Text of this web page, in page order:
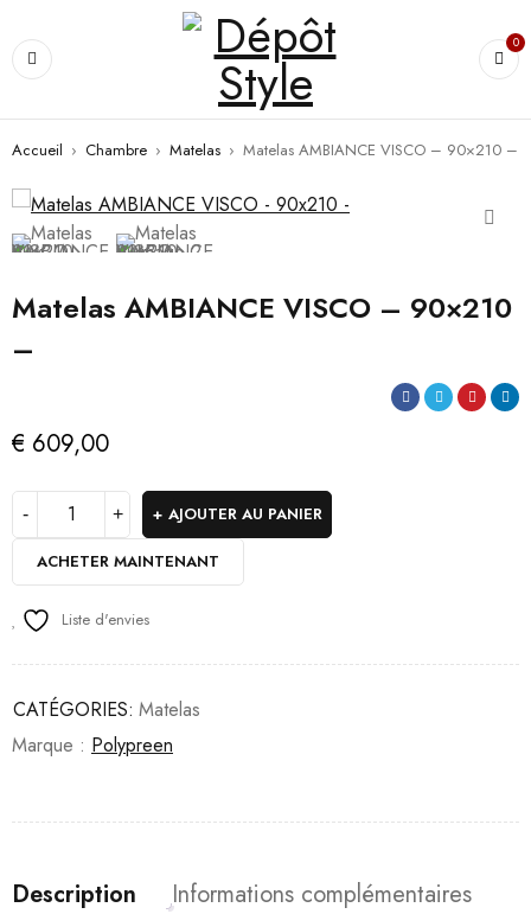
0
Accueil › Chambre › Matelas › Matelas AMBIANCE VISCO – 90×210 –
Matelas AMBIANCE VISCO – 90×210
–
€ 609,00
AJOUTER AU PANIER
ACHETER MAINTENANT
Liste d'envies
CATÉGORIES: Matelas
Marque : Polypreen
Description
Informations complémentaires